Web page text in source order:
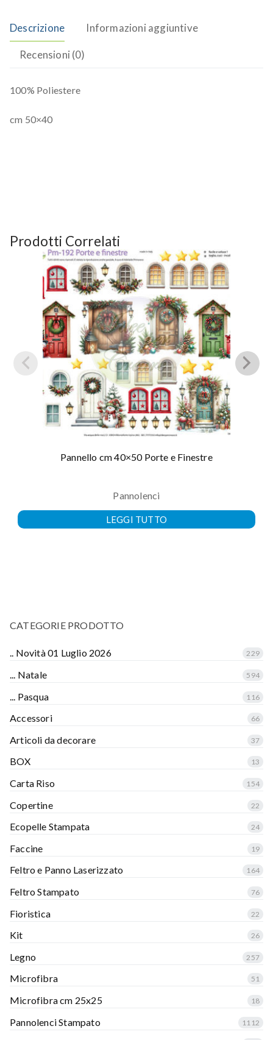
Descrizione Informazioni aggiuntive
Recensioni (0)
100% Poliestere
cm 50×40
Prodotti Correlati
Pannello cm 40×50 Porte e Finestre
Pannolenci
LEGGI TUTTO
CATEGORIE PRODOTTO
.. Novità 01 Luglio 2026 229
... Natale 594
... Pasqua 116
Accessori 66
Articoli da decorare 37
BOX 13
Carta Riso 154
Copertine 22
Ecopelle Stampata 24
Faccine 19
Feltro e Panno Laserizzato 164
Feltro Stampato 76
Fioristica 22
Kit 26
Legno 257
Microfibra 51
Microfibra cm 25x25 18
Pannolenci Stampato 1112